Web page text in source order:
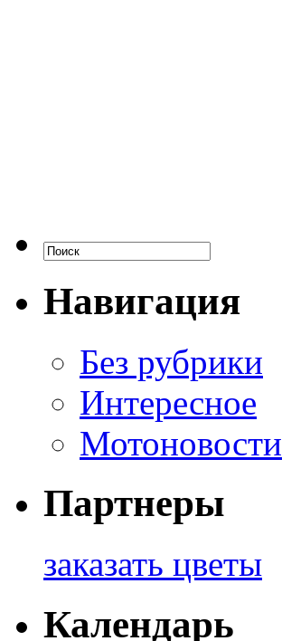
Навигация
Без рубрики
Интересное
Мотоновости
Партнеры
заказать цветы
Календарь